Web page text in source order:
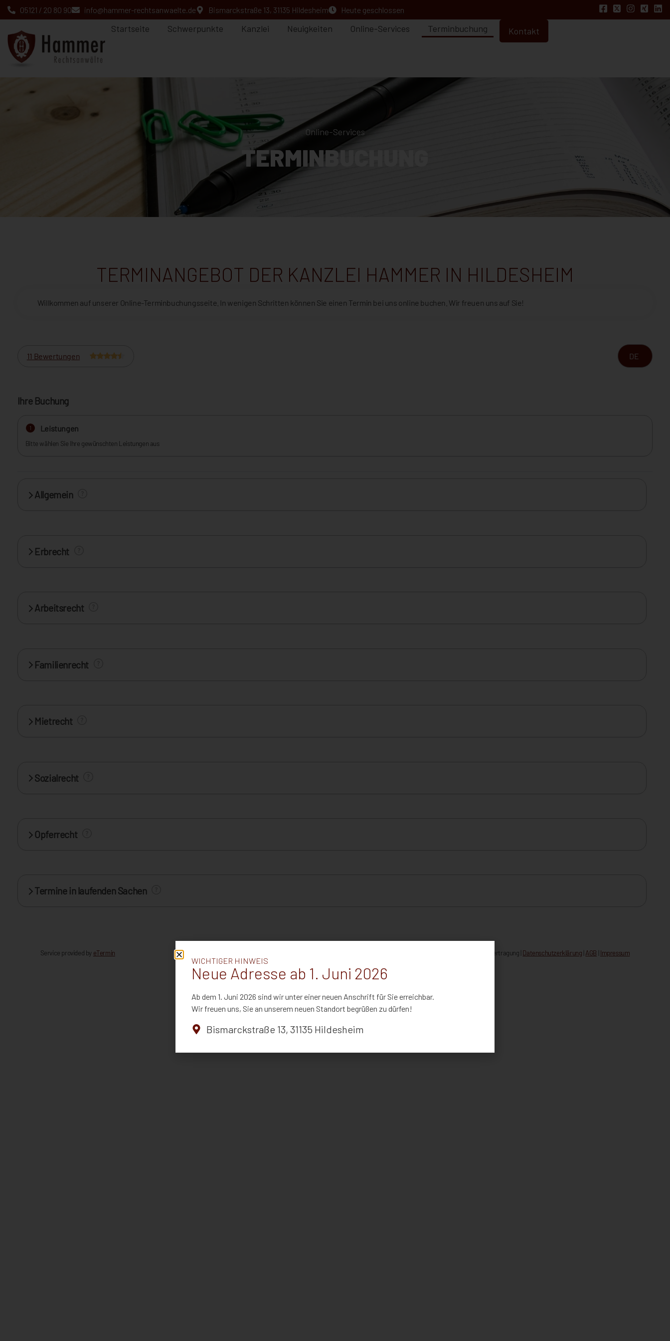
05121 / 20 80 90 info@hammer-rechtsanwaelte.de Bismarckstraße 13, 31135 Hildesheim Heute geschlossen
Startseite Schwerpunkte Kanzlei Neuigkeiten Online-Services Terminbuchung Kontakt
Online-Services
TERMINBUCHUNG
TERMINANGEBOT DER KANZLEI HAMMER IN HILDESHEIM
WICHTIGER HINWEIS
Neue Adresse ab 1. Juni 2026
Ab dem 1. Juni 2026 sind wir unter einer neuen Anschrift für Sie erreichbar.
Wir freuen uns, Sie an unserem neuen Standort begrüßen zu dürfen!
Bismarckstraße 13, 31135 Hildesheim